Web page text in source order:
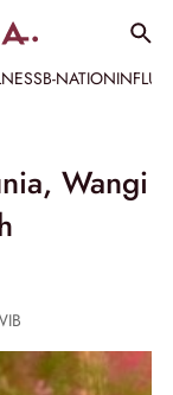
B-NATION
Wangi